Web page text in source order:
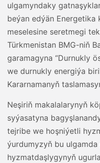
ulgamyndaky
beýan edýän
meselesine seretmegi
Türkmenistan BMG-niň
garamagyna “Durnukly
we durnukly energiýa
Kararnamanyň
Neşiriň makalalarynyň
syýasatyna
tejribe we hoşniýetli
ýurdumyzyň bu
hyzmatdaşlygynyň